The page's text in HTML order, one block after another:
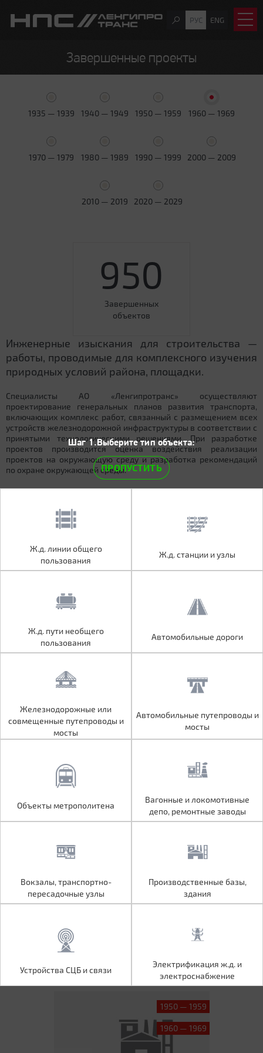
РУС ENG
Завершенные проекты
1935 — 1939 1940 — 1949 1950 — 1959 1960 — 1969
1970 — 1979 1980 — 1989 1990 — 1999 2000 — 2009
2010 — 2019 2020 — 2029
950
Завершенных
объектов
Инженерные изыскания для строительства —
работы, проводимые для комплексного изучения
природных условий района, площадки.
Специалисты АО «Ленгипротранс» осуществляют
проектирование генеральных планов развития транспорта,
включающих комплекс работ, связанный с размещением всех
устройств железнодорожной инфраструктуры в соответствии с
принятыми технологическими решениями. При разработке
проектов производится оценка воздействия реализации
проектов на окружающую среду и разработка рекомендаций
по охране окружающей среды.
Ж.д. линии общего
пользования
Ж.д. пути необщего
пользования
Автомобильные дороги
Железнодорожные или
совмещенные путепроводы и
мосты
Автомобильные путепроводы и
мосты
Вагонные и локомотивные
Вокзалы, транспортно-
пересадочные узлы
Производственные базы,
Электрификация ж.д. и
электроснабжение
Шаг 1.Выберите тип объекта:
ПРОПУСТИТЬ
Ж.д. линии общего
пользования
Ж.д. станции и узлы
Ж.д. пути необщего
пользования
Автомобильные дороги
Железнодорожные или
совмещенные путепроводы и
мосты
Автомобильные путепроводы и
мосты
Объекты метрополитена
Вагонные и локомотивные
депо, ремонтные заводы
Вокзалы, транспортно-
пересадочные узлы
Производственные базы,
здания
Устройства СЦБ и связи
Электрификация ж.д. и
электроснабжение
1950 — 1959
1960 — 1969